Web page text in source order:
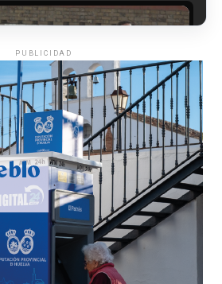
DE LAS FIESTAS COLOMBINAS
PUBLICIDAD